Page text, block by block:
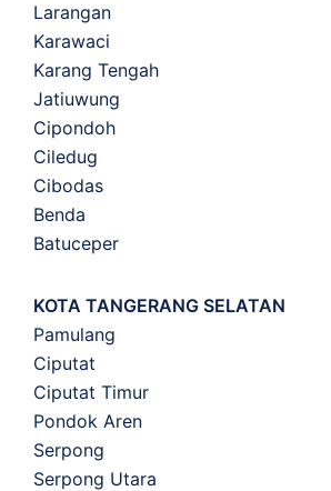
Larangan
Karawaci
Karang Tengah
Jatiuwung
Cipondoh
Ciledug
Cibodas
Benda
Batuceper
KOTA TANGERANG SELATAN
Pamulang
Ciputat
Ciputat Timur
Pondok Aren
Serpong
Serpong Utara